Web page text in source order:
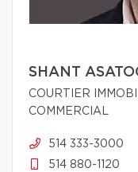
SHANT
COURTIER
COMMERCIAL
514 333-3000
514 880-1120